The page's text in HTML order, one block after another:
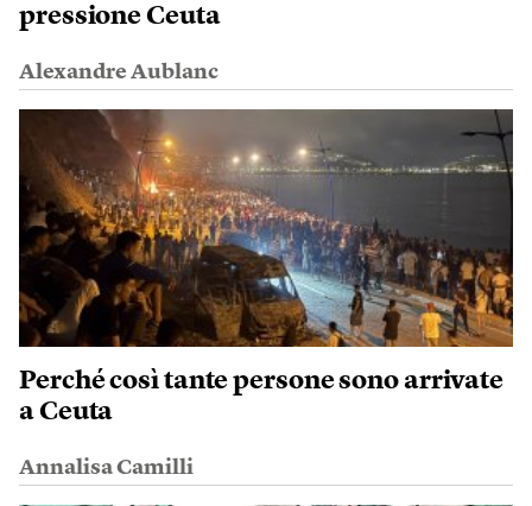
pressione Ceuta
Alexandre Aublanc
Perché così tante persone sono arrivate
a Ceuta
Annalisa Camilli